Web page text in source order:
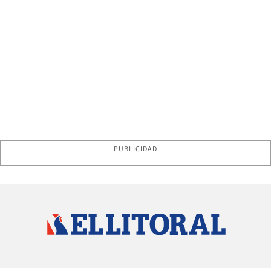
PUBLICIDAD